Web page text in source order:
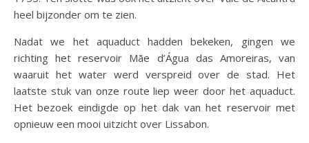
heel bijzonder om te zien.
Nadat we het aquaduct hadden bekeken, gingen we
richting het reservoir Mãe d’Água das Amoreiras, van
waaruit het water werd verspreid over de stad. Het
laatste stuk van onze route liep weer door het aquaduct.
Het bezoek eindigde op het dak van het reservoir met
opnieuw een mooi uitzicht over Lissabon.